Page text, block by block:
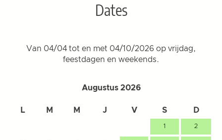
Dates
Van 04/04 tot en met 04/10/2026 op vrijdag,
feestdagen en weekends.
Augustus 2026
L M M J V S D
1 2